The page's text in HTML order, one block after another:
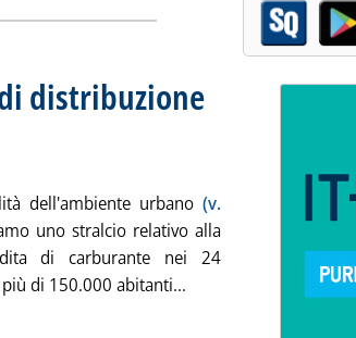
distribuzione
dell'ambiente urbano (v.
uno stralcio relativo alla
di carburante nei 24
di 150.000 abitanti... Leggi tutta la